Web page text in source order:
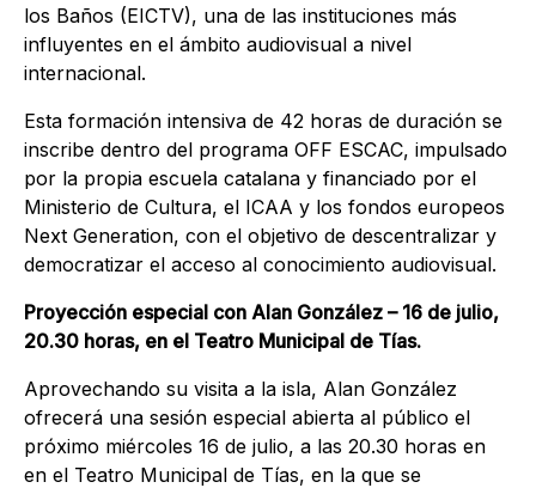
los Baños (EICTV), una de las instituciones más
influyentes en el ámbito audiovisual a nivel
internacional.
Esta formación intensiva de 42 horas de duración se
inscribe dentro del programa OFF ESCAC, impulsado
por la propia escuela catalana y financiado por el
Ministerio de Cultura, el ICAA y los fondos europeos
Next Generation, con el objetivo de descentralizar y
democratizar el acceso al conocimiento audiovisual.
Proyección especial con Alan González – 16 de julio,
20.30 horas, en el Teatro Municipal de Tías.
Aprovechando su visita a la isla, Alan González
ofrecerá una sesión especial abierta al público el
próximo miércoles 16 de julio, a las 20.30 horas en
en el Teatro Municipal de Tías, en la que se